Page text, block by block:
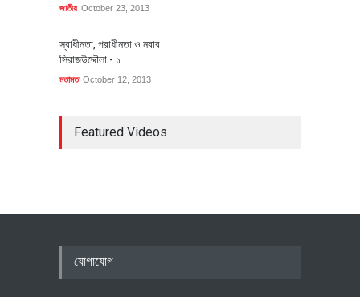
জাতীয় October 23, 2013
স্বাধীনতা, পরাধীনতা ও নবাব
সিরাজউদ্দৌলা - ১
মতামত October 12, 2013
Featured Videos
যোগাযোগ